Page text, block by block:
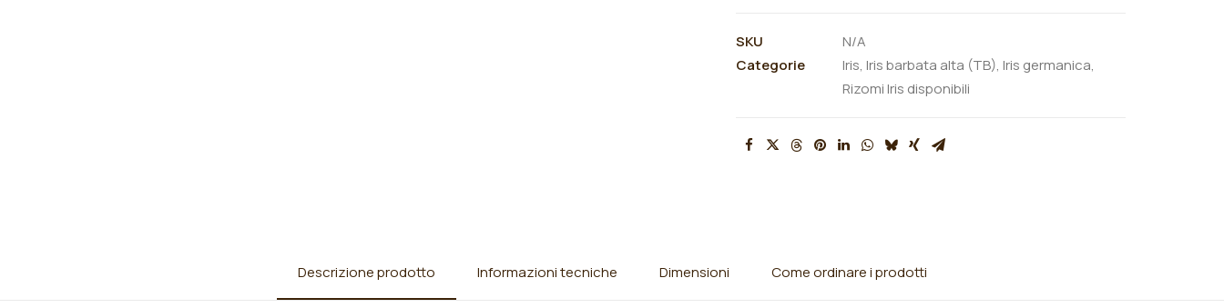
SKU
N/A
Categorie
Iris, Iris barbata alta (TB), Iris germanica,
Rizomi Iris disponibili
Descrizione prodotto Informazioni tecniche Dimensioni Come ordinare i prodotti